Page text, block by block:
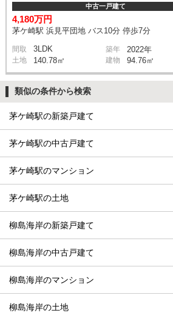
中古一戸建て
4,180万円
茅ケ崎駅 浜見平団地 バス10分 停歩7分
間取 3LDK 築年 2022年
土地 140.78㎡ 建物 94.76㎡
類似の条件から検索
茅ケ崎駅の新築戸建て
茅ケ崎駅の中古戸建て
茅ケ崎駅のマンション
茅ケ崎駅の土地
柳島海岸の新築戸建て
柳島海岸の中古戸建て
柳島海岸のマンション
柳島海岸の土地